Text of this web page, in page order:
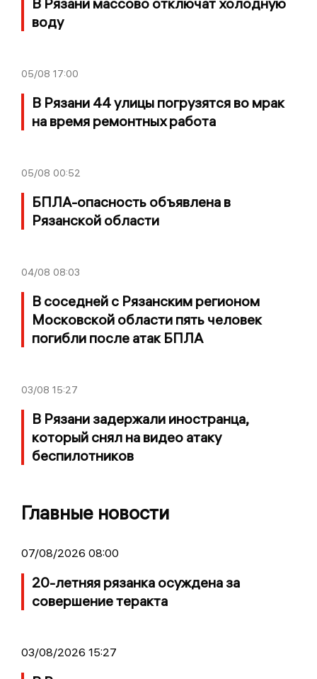
воду
05/08 17:00
В Рязани 44 улицы погрузятся во мрак
на время ремонтных работа
05/08 00:52
БПЛА-опасность объявлена в
Рязанской области
04/08 08:03
В соседней с Рязанским регионом
Московской области пять человек
погибли после атак БПЛА
03/08 15:27
В Рязани задержали иностранца,
который снял на видео атаку
беспилотников
Главные новости
07/08/2026 08:00
20-летняя рязанка осуждена за
совершение теракта
03/08/2026 15:27